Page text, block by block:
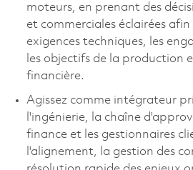
moteurs, en prenant des
et commerciales éclairées
exigences techniques, les
les objectifs de la production
financière.
Agissez comme intégrateur
l'ingénierie, la chaîne
finance et les gestionnaires
l'alignement, la gestion des